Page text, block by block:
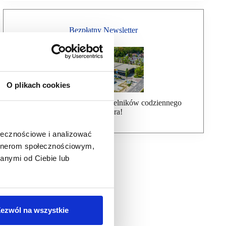
O plikach cookies
i analizować
społecznościowym,
od Ciebie lub
na wszystkie
Bezpłatny Newsletter
Dołącz do ponad 7000 czytelników codziennego
newslettera!